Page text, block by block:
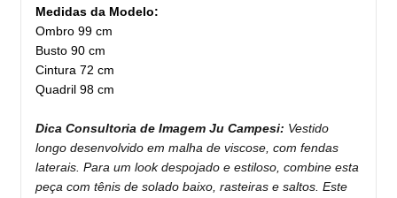
Medidas da Modelo:
Ombro 99 cm
Busto 90 cm
Cintura 72 cm
Quadril 98 cm
Dica Consultoria de Imagem Ju Campesi: Vestido
longo desenvolvido em malha de viscose, com fendas
laterais. Para um look despojado e estiloso, combine esta
peça com tênis de solado baixo, rasteiras e saltos. Este